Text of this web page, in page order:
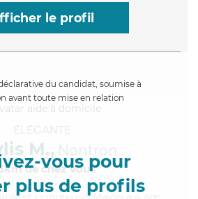
le profil
du candidat, soumise à
avant toute mise en relation
vous pour
plus de profils
ÉLÉGANTE
M., Nontron
de chez Vous